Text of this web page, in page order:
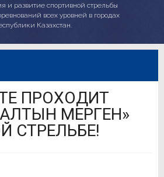
и развитие спортивной стрельбы
всех уровней в городах
Казахстан.
ПРОХОДИТ
МЕРГЕН»
СТРЕЛЬБЕ!